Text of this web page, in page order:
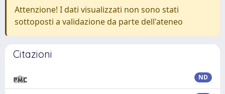
Attenzione! I dati visualizzati non sono stati
sottoposti a validazione da parte dell'ateneo
Citazioni
ND